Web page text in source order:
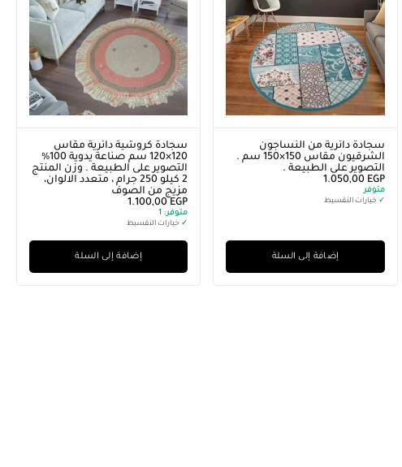
سجادة دائرية من النساجون
الشرقيون مقاس 150×150 سم .
التصوير على الطبيعة .
1.050,00 EGP
متوفر
✓ خيارات التقسيط
إضافة إلى السلة
سجادة كروشية دائرية مقاس
120×120 سم صناعة يدوية 100%
التصوير على الطبيعة . وزن المنتج
2 كيلو 250 جرام ، متعدد الالوان،
مزيج من الصوف
1.100,00 EGP
متوفر:
✓ خيارات التقسيط
إضافة إلى السلة